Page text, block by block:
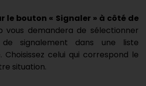
le bouton « Signaler » à côté de
vous demandera de sélectionner
signalement dans une liste
Choisissez celui qui correspond le
situation.